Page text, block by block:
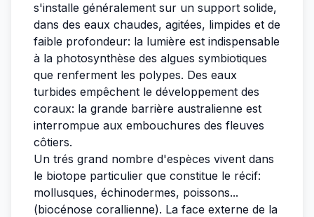
s'installe généralement sur un support solide,
dans des eaux chaudes, agitées, limpides et de
faible profondeur: la lumière est indispensable
à la photosynthèse des algues symbiotiques
que renferment les polypes. Des eaux
turbides empêchent le développement des
coraux: la grande barrière australienne est
interrompue aux embouchures des fleuves
côtiers.
Un trés grand nombre d'espèces vivent dans
le biotope particulier que constitue le récif:
mollusques, échinodermes, poissons...
(biocénose corallienne). La face externe de la